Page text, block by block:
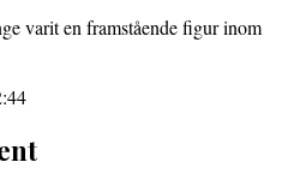
varit en framstående figur inom